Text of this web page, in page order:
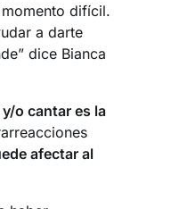
difícil.
a darte
dice Bianca
o cantar es la
afectar al